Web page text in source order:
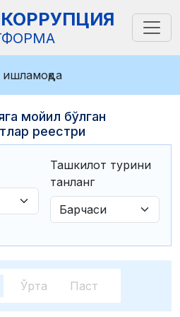
мойил бўлган
реестри
Ташкилот турини
танланг
Ўрта Паст